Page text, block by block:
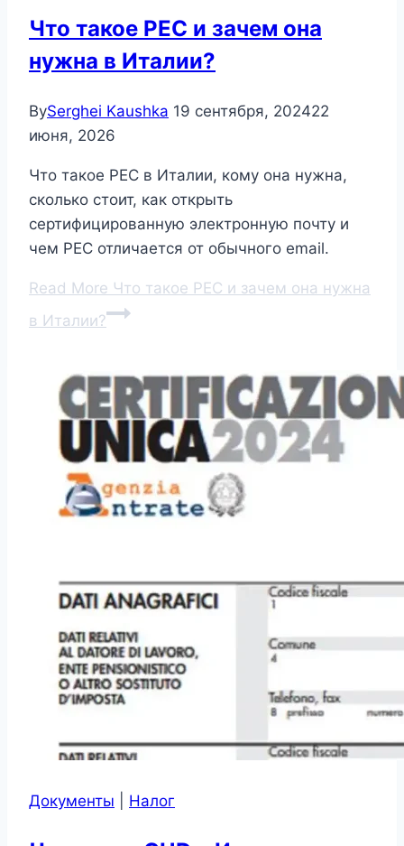
Что такое PEC и зачем она
нужна в Италии?
BySerghei Kaushka 19 сентября, 202422
июня, 2026
Что такое PEC в Италии, кому она нужна,
сколько стоит, как открыть
сертифицированную электронную почту и
чем PEC отличается от обычного email.
Read More Что такое PEC и зачем она нужна
в Италии?
Документы Налог